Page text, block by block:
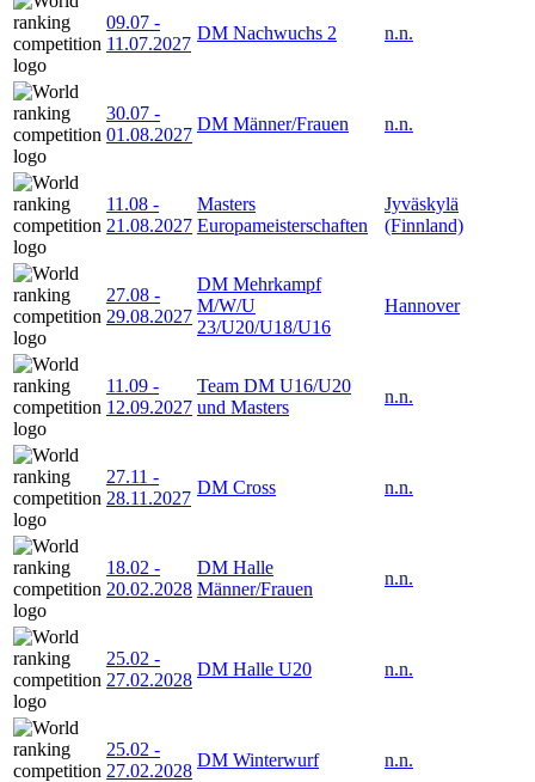
09.07 -
11.07.2027
DM Nachwuchs 2 n.n.
30.07 -
01.08.2027
DM Männer/Frauen n.n.
11.08 -
21.08.2027
Masters
Europameisterschaften
Jyväskylä
(Finnland)
27.08 -
29.08.2027
DM Mehrkampf
M/W/U
23/U20/U18/U16
Hannover
11.09 -
12.09.2027
Team DM U16/U20
und Masters
n.n.
27.11 -
28.11.2027
DM Cross n.n.
18.02 -
20.02.2028
DM Halle
Männer/Frauen
n.n.
25.02 -
27.02.2028
DM Halle U20 n.n.
25.02 -
27.02.2028
DM Winterwurf n.n.